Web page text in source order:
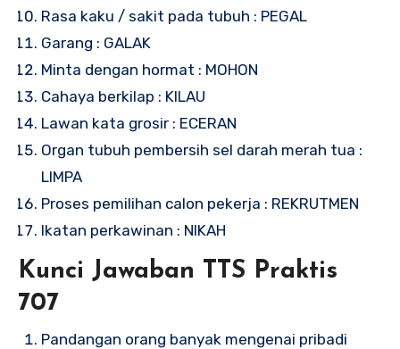
Rasa kaku / sakit pada tubuh : PEGAL
Garang : GALAK
Minta dengan hormat : MOHON
Cahaya berkilap : KILAU
Lawan kata grosir : ECERAN
Organ tubuh pembersih sel darah merah tua :
LIMPA
Proses pemilihan calon pekerja : REKRUTMEN
Ikatan perkawinan : NIKAH
Kunci Jawaban TTS Praktis
707
Pandangan orang banyak mengenai pribadi